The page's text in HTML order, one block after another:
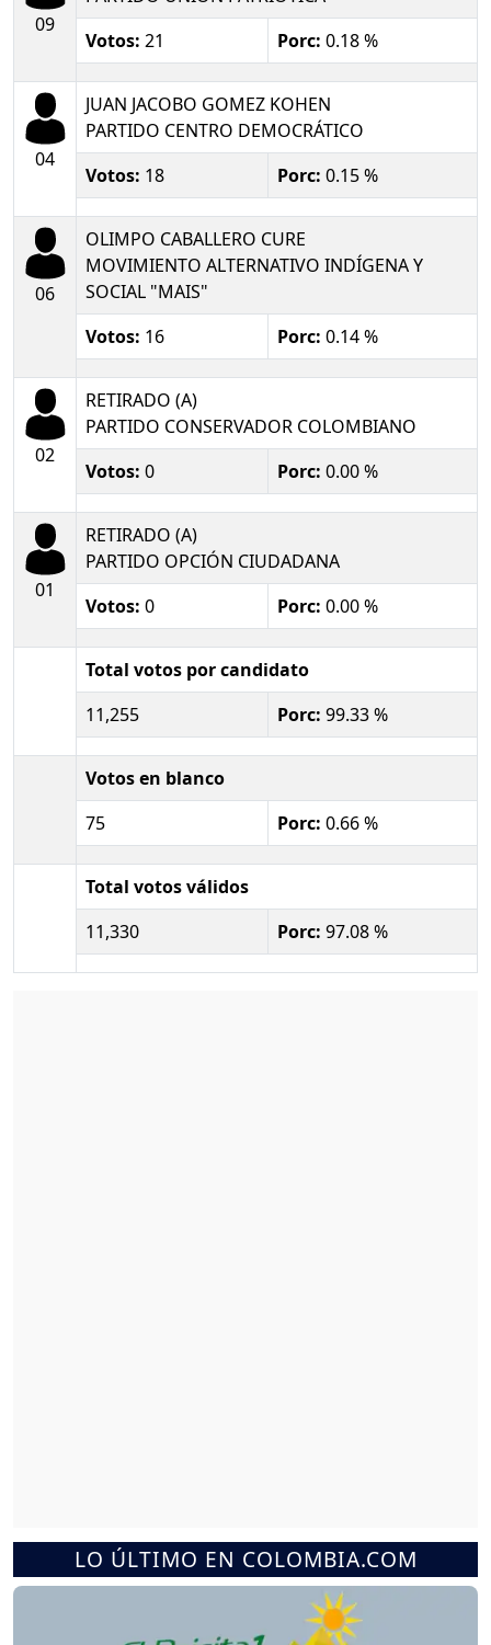
09
Votos: 21 Porc: 0.18 %
04
JUAN JACOBO GOMEZ KOHEN
PARTIDO CENTRO DEMOCRÁTICO
Votos: 18 Porc: 0.15 %
06
OLIMPO CABALLERO CURE
MOVIMIENTO ALTERNATIVO INDÍGENA Y
SOCIAL "MAIS"
Votos: 16 Porc: 0.14 %
02
RETIRADO (A)
PARTIDO CONSERVADOR COLOMBIANO
Votos: 0 Porc: 0.00 %
01
RETIRADO (A)
PARTIDO OPCIÓN CIUDADANA
Votos: 0 Porc: 0.00 %
Total votos por candidato
11,255
Porc: 99.33 %
Votos en blanco
75
Porc: 0.66 %
Total votos válidos
11,330
Porc: 97.08 %
LO ÚLTIMO EN COLOMBIA.COM